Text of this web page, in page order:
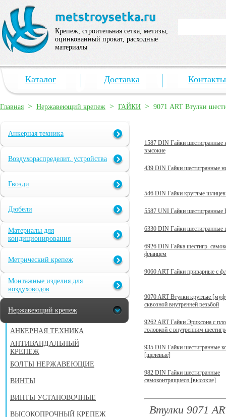
Крепеж, строительная сетка, метизы,
оцинкованный прокат, расходные
материалы
Каталог Доставка Контакты
Главная > Нержавеющий крепеж > ГАЙКИ > 9071 ART Втулки
Анкерная техника
Воздухораспределит. устройства
Гвозди
Дюбели
Материалы для
кондиционирования
Метрический крепеж
Монтажные изделия для
воздуховодов
Нержавеющий крепеж
АНКЕРНАЯ ТЕХНИКА
АНТИВАНДАЛЬНЫЙ
КРЕПЕЖ
БОЛТЫ НЕРЖАВЕЮЩИЕ
ВИНТЫ
ВИНТЫ УСТАНОВОЧНЫЕ
ВЫСОКОПРОЧНЫЙ КРЕПЕЖ
1587 DIN Гайки шестигранные
высокие
439 DIN Гайки шестигранные
546 DIN Гайки круглые
5587 UNI Гайки шестигранные
6330 DIN Гайки шестигранные
6926 DIN Гайка шестигр.
фланцем
9060 ART Гайки приварные с
9070 ART Втулки круглые
сквозной внутренней резьбой
9262 ART Гайки Эриксона с
головкой с внутренним
935 DIN Гайки шестигранные
[щелевые]
982 DIN Гайки шестигранные
самоконтрящиеся [высокие]
Втулки 9071